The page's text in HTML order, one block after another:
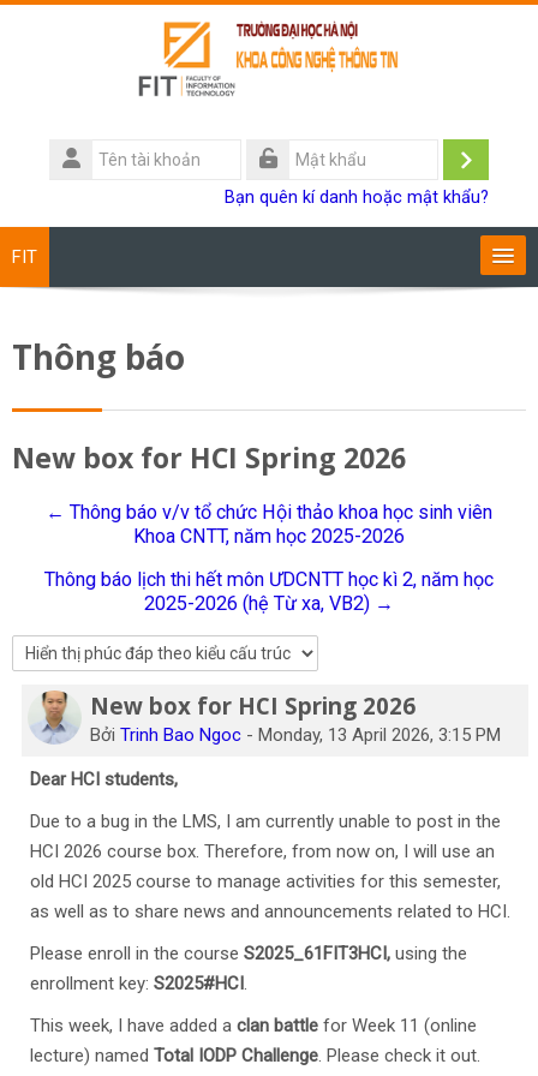
Tên
tài
Đăng
Bạn quên kí danh hoặc mật khẩu?
FIT
Giảng viên
Sinh viên
Research
Tiếng Việt
Tìm
kiếm
khoá
Thông báo
New box for HCI Spring 2026
← Thông báo v/v tổ chức Hội thảo khoa học sinh viên
Khoa CNTT, năm học 2025-2026
Thông báo lịch thi hết môn ƯDCNTT học kì 2, năm học
2025-2026 (hệ Từ xa, VB2) →
New box for HCI Spring 2026
Bởi Trinh Bao Ngoc - Monday, 13 April 2026, 3:15 PM
Số lượng các câu trả lời: 0
Dear HCI students,
Due to a bug in the LMS, I am currently unable to post in the
HCI 2026 course box. Therefore, from now on, I will use an
old HCI 2025 course to manage activities for this semester,
as well as to share news and announcements related to HCI.
Please enroll in the course S2025_61FIT3HCI, using the
enrollment key: S2025#HCI.
This week, I have added a clan battle for Week 11 (online
lecture) named Total IODP Challenge. Please check it out.